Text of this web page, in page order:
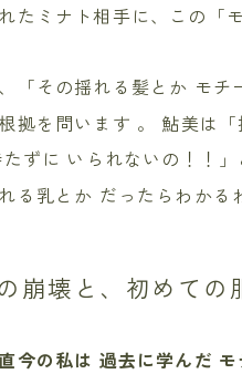
たミナト相手に、この「
「その揺れる髪とか モ
拠を問います 。 鮎美は
ずに いられないの！！
る乳とか だったらわか
崩壊と、初めての
今の私は 過去に学んだ